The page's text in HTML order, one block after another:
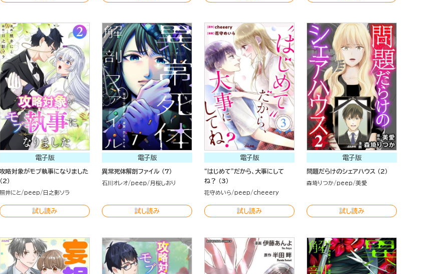
電子版
攻略対象がモブ執事になりました
（2）
照井にと peep 日之影ソラ
試し読み
電子版
異常死体解剖ファイル （7）
石川オレオ peep 月桜しおり
試し読み
電子版
“はじめて”だから、大事にして
ね？ （3）
花守めいら peep cheeery
試し読み
電子版
問題だらけのシェアハウス （2）
森埼りつか peep 美愛
試し読み